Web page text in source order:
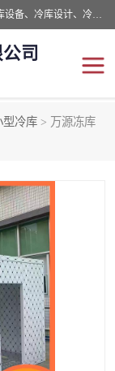
四川美柯冷冻库安装工程有限公司一家以冷库机组、冷库设备、冷库设计、冷冻库设备销售、冷库安装、冻库安装价格及技术服务为一体的综合企业，咨询热线：同等设备材料优惠10% 。公司各种类型安装组合式冷库、冷冻库、冷藏库、气调保鲜库、并提供成套设备供应、安装与调试、维护与维修、技术咨询、操作维修人员技术培训等
司
型冷库 > 万源冻库
绵阳保鲜冷库
装,广元冻库造
泸州冷库
组装